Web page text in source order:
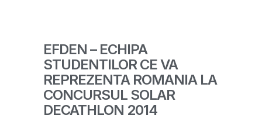
EFDEN – ECHIPA
STUDENTILOR CE VA
REPREZENTA ROMANIA LA
CONCURSUL SOLAR
DECATHLON 2014